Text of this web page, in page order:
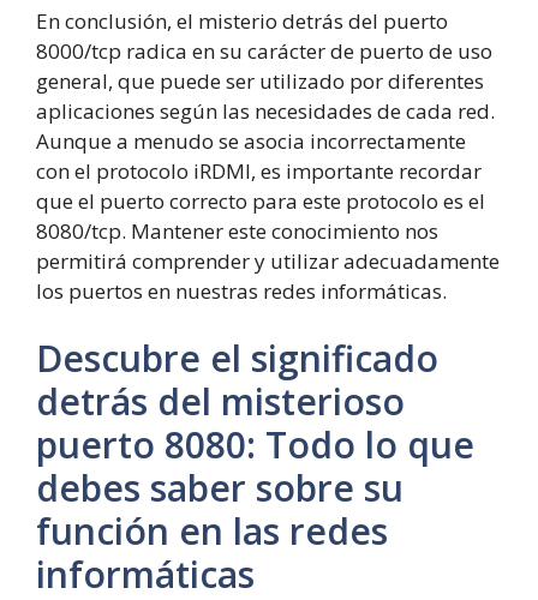
En conclusión, el misterio detrás del puerto
8000/tcp radica en su carácter de puerto de uso
general, que puede ser utilizado por diferentes
aplicaciones según las necesidades de cada red.
Aunque a menudo se asocia incorrectamente
con el protocolo iRDMI, es importante recordar
que el puerto correcto para este protocolo es el
8080/tcp. Mantener este conocimiento nos
permitirá comprender y utilizar adecuadamente
los puertos en nuestras redes informáticas.
Descubre el significado
detrás del misterioso
puerto 8080: Todo lo que
debes saber sobre su
función en las redes
informáticas